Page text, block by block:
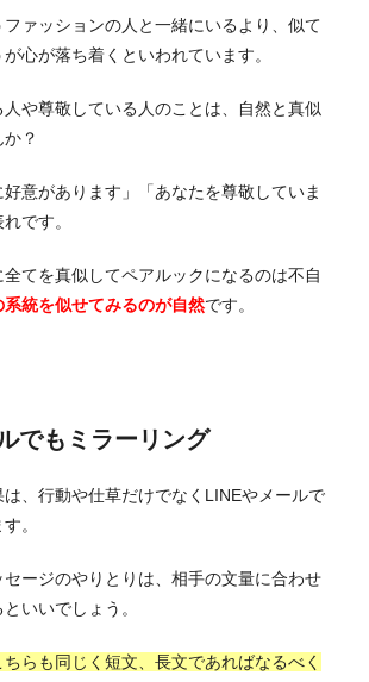
ァッションの人と一緒にいるより、似て
心が落ち着くといわれています。
や尊敬している人のことは、自然と真似
？
意があります」「あなたを尊敬していま
です。
てを真似してペアルックになるのは不自
系統を似せてみるのが自然です。
でもミラーリング
は、行動や仕草だけでなくLINEやメールで
。
ージのやりとりは、相手の文量に合わせ
いいでしょう。
らも同じく短文、長文であればなるべく